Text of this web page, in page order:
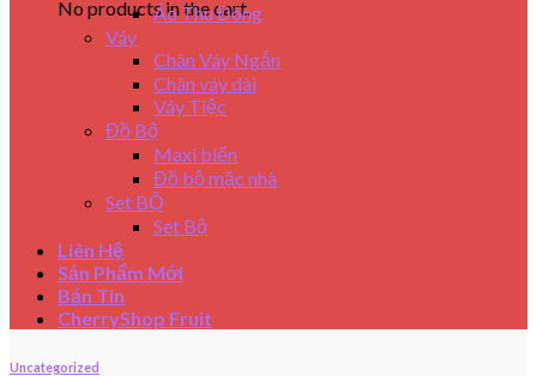
No products in the cart.
Áo Thu Đông
Váy
Chân Váy Ngắn
Chân váy dài
Váy Tiệc
Đồ Bộ
Maxi biển
Đồ bộ mặc nhà
Set BỘ
Set Bộ
Liên Hệ
Sản Phẩm Mới
Bản Tin
CherryShop Fruit
Uncategorized